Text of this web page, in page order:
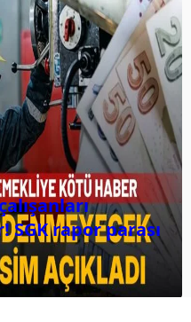
rapor parası